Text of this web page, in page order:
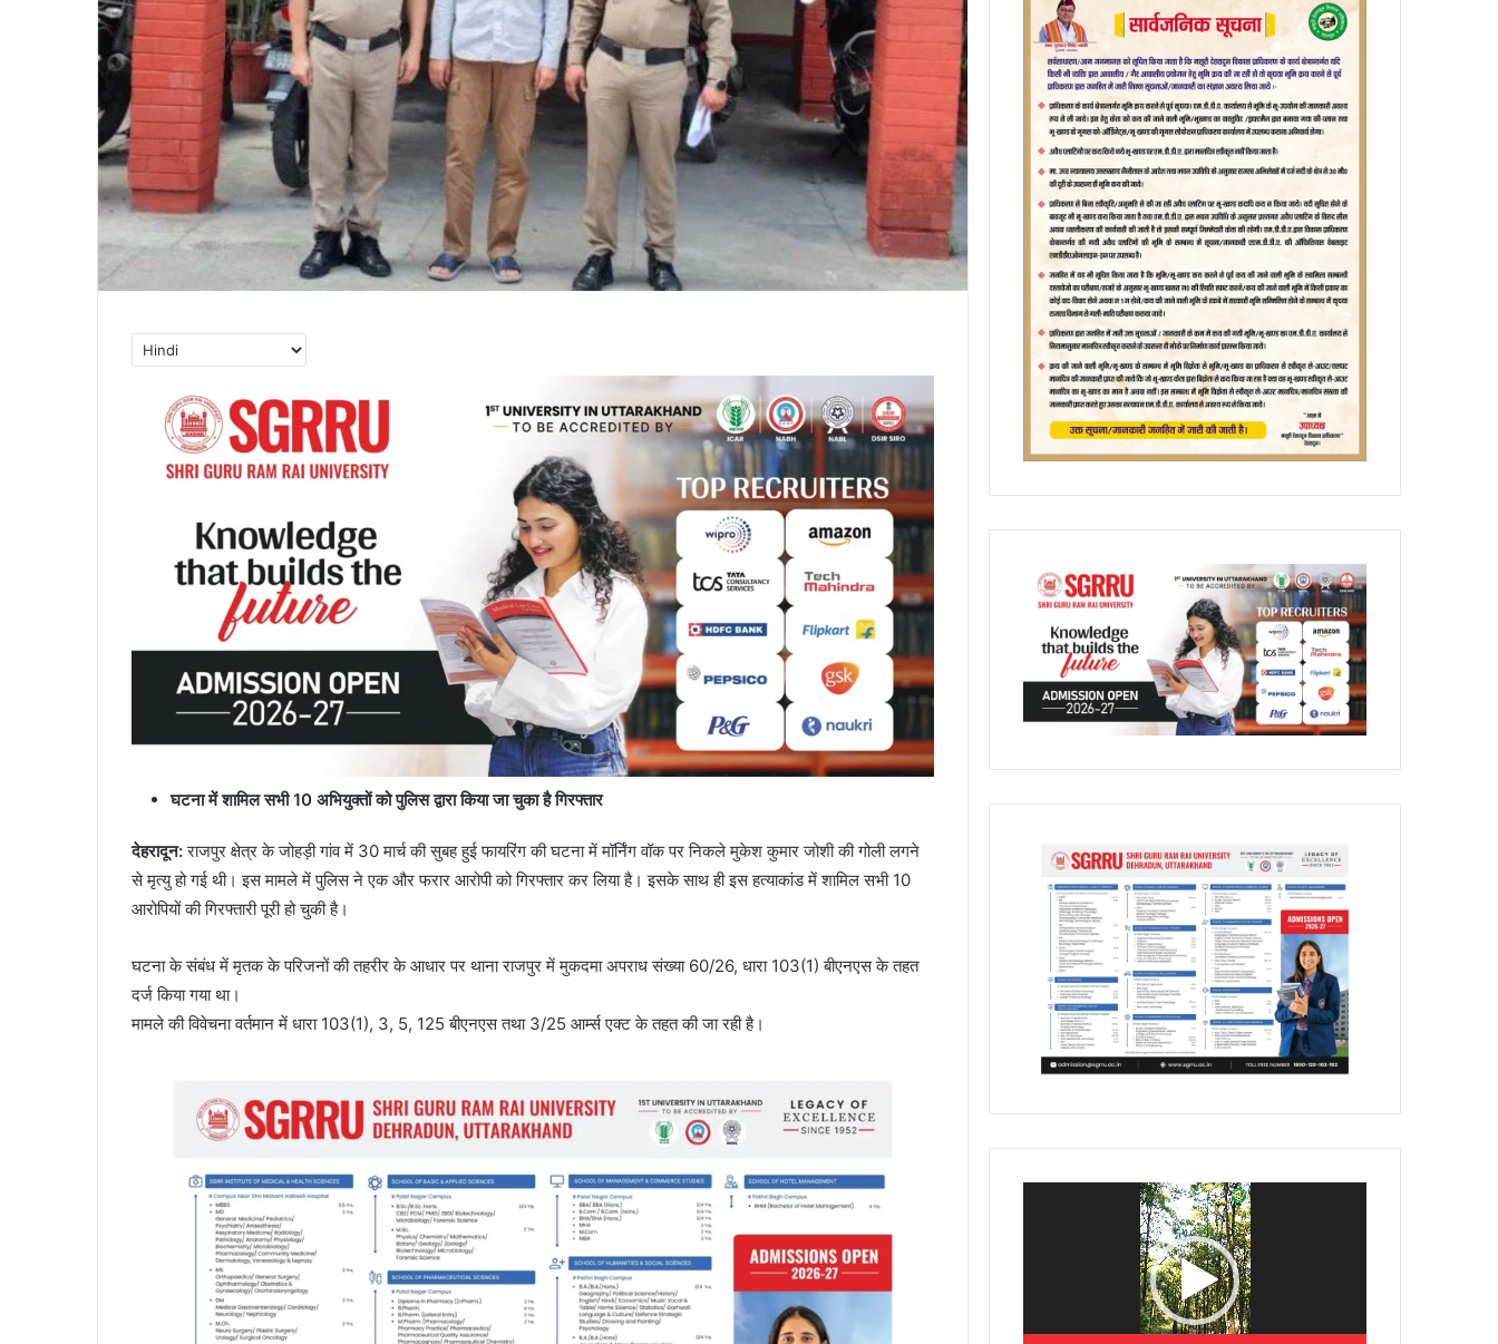
घटना में शामिल सभी 10 अभियुक्तों को पुलिस द्वारा किया जा चुका है गिरफ्तार
देहरादून:राजपुर क्षेत्र के जोहड़ी गांव में 30 मार्च की सुबह हुई फायरिंग की घटना में मॉर्निंग वॉक पर निकले मुकेश कुमार जोशी की गोली लगने
से मृत्यु हो गई थी। इस मामले में पुलिस ने एक और फरार आरोपी को गिरफ्तार कर लिया है। इसके साथ ही इस हत्याकांड में शामिल सभी 10
आरोपियों की गिरफ्तारी पूरी हो चुकी है।
घटना के संबंध में मृतक के परिजनों की तहरीर के आधार पर थाना राजपुर में मुकदमा अपराध संख्या 60/26, धारा 103(1) बीएनएस के तहत
दर्ज किया गया था।
मामले की विवेचना वर्तमान में धारा 103(1), 3, 5, 125 बीएनएस तथा 3/25 आर्म्स एक्ट के तहत की जा रही है।